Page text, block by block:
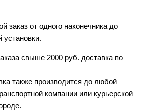
заказ от одного наконечника до
установки.
свыше 2000 руб. доставка по
также производится до любой
компании или курьерской